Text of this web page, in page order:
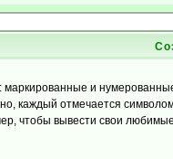
маркированные и
каждый отмечается
чтобы вывести свои